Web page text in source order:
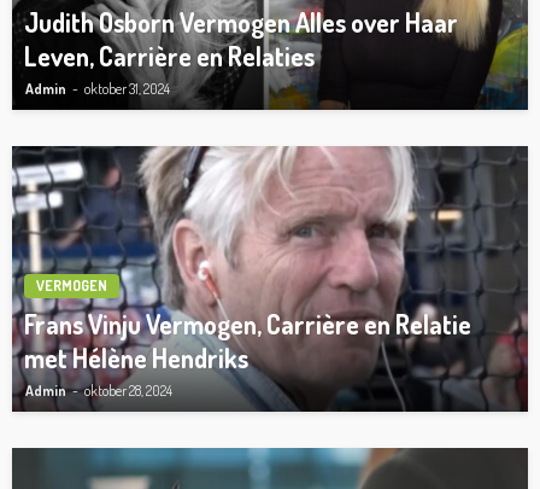
Judith Osborn Vermogen Alles over Haar
Leven, Carrière en Relaties
Admin oktober 31, 2024
VERMOGEN
Frans Vinju Vermogen, Carrière en Relatie
met Hélène Hendriks
Admin oktober 28, 2024